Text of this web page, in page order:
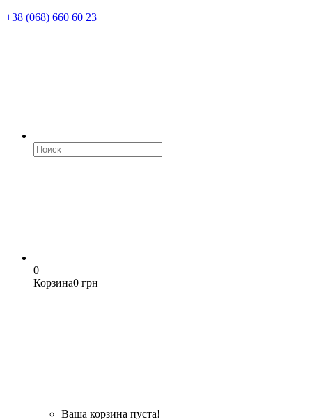
+38 (068) 660 60 23
0
Корзина0 грн
Ваша корзина пуста!